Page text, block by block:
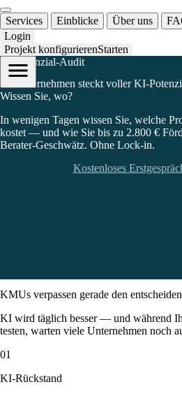
Services Einblicke Über uns
Login
Projekt konfigurierenStarten
KI-Potenzial-Audit
Ihr Unternehmen steckt voller KI-
Wissen Sie, wo?
In wenigen Tagen wissen Sie, welche
kostet — und wie Sie bis zu 2.800 €
Berater-Geschwätz. Ohne Lock-in.
Kostenloses
KMUs verpassen gerade den
KI wird täglich besser — und während
testen, warten viele Unternehmen noch
01
KI-Rückstand